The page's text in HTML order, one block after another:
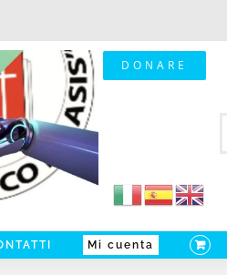
DONARE
Mi cuenta